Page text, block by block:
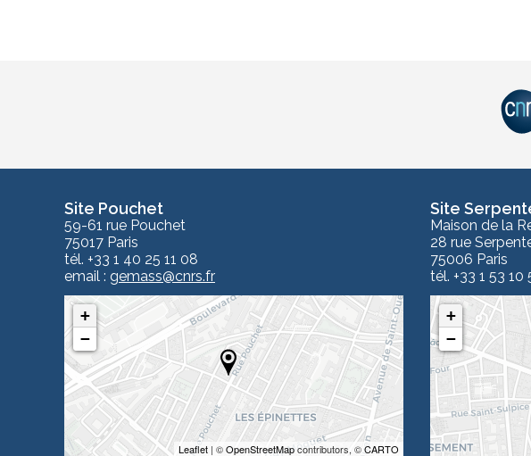
Site Pouchet
59-61 rue Pouchet
75017 Paris
tél. +33 1 40 25 11 08
email : gemass@cnrs.fr
+
−
Leaflet | ©OpenStreetMapcontributors, ©CARTO
Site
Maison de la
28 rue
75006 Paris
tél. +33 1 53 10
+
−